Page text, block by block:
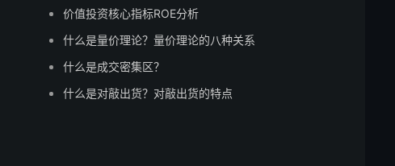
价值投资核心指标ROE分析
什么是量价理论？量价理论的八种关系
什么是成交密集区？
什么是对敲出货？对敲出货的特点